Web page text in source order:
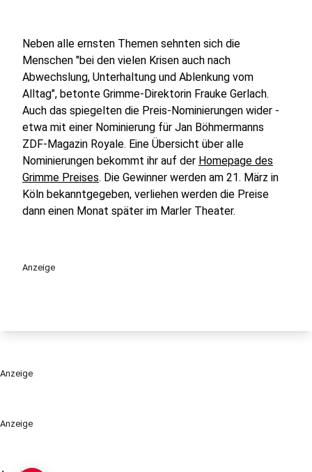
Anzeige
Neben alle ernsten Themen sehnten sich die
Menschen "bei den vielen Krisen auch nach
Abwechslung, Unterhaltung und Ablenkung vom
Alltag", betonte Grimme-Direktorin Frauke Gerlach.
Auch das spiegelten die Preis-Nominierungen wider -
etwa mit einer Nominierung für Jan Böhmermanns
ZDF-Magazin Royale. Eine Übersicht über alle
Nominierungen bekommt ihr auf der Homepage des
Grimme Preises. Die Gewinner werden am 21. März in
Köln bekanntgegeben, verliehen werden die Preise
dann einen Monat später im Marler Theater.
Anzeige
Anzeige